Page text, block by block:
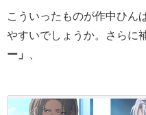
こういったものが作中ひん
やすいでしょうか。さらに
ー」